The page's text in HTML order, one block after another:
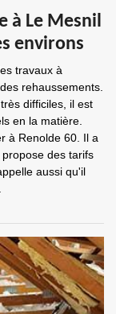
à Le Mesnil
environs
travaux à
rehaussements.
difficiles, il est
en la matière.
à Renolde 60. Il a
des tarifs
aussi qu'il